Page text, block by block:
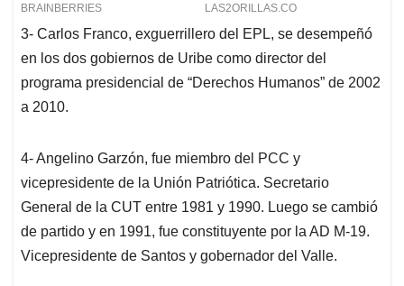
3- Carlos Franco, exguerrillero del EPL, se desempeñó
en los dos gobiernos de Uribe como director del
programa presidencial de “Derechos Humanos” de 2002
a 2010.
4- Angelino Garzón, fue miembro del PCC y
vicepresidente de la Unión Patriótica. Secretario
General de la CUT entre 1981 y 1990. Luego se cambió
de partido y en 1991, fue constituyente por la AD M-19.
Vicepresidente de Santos y gobernador del Valle.